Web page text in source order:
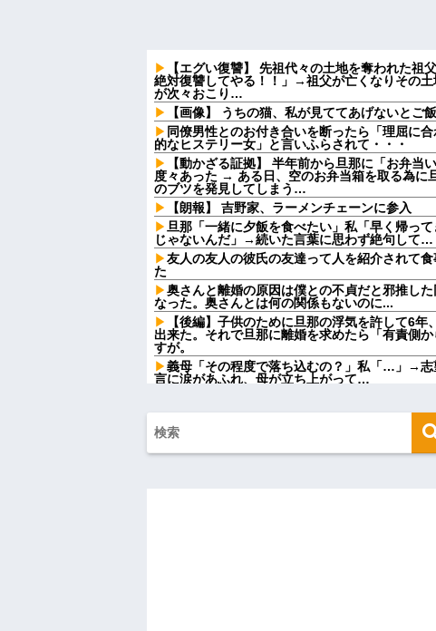
【エグい復讐】 先祖代々の土地を奪われた祖
絶対復讐してやる！！」→祖父が亡くなりその
が次々おこり…
【画像】 うちの猫、私が見ててあげないとご
同僚男性とのお付き合いを断ったら「理屈に
的なヒステリー女」と言いふらされて・・・
【動かざる証拠】 半年前から旦那に「お弁当
度々あった → ある日、空のお弁当箱を取る為に
のブツを発見してしまう…
【朗報】 吉野家、ラーメンチェーンに参入
旦那「一緒に夕飯を食べたい」私「早く帰っ
じゃないんだ」→続いた言葉に思わず絶句して…
友人の友人の彼氏の友達って人を紹介されて
た
奥さんと離婚の原因は僕との不貞だと邪推し
なった。奥さんとは何の関係もないのに...
【後編】子供のために旦那の浮気を許して6
出来た。それで旦那に離婚を求めたら「有責側
すが。
義母「その程度で落ち込むの？」私「…」→志
言に涙があふれ、母が立ち上がって…
費でタダ！ｗ」←まさかコレ本気にしてる奴なん
w w w w w w w w
【悲報】Z世代「なんでセルフレジなのに自分
だ」
【超絶悲報】婚活女子さん、残酷な現実に気
【衝撃】YouTuber山口達也さん、チェンソ
を突破してしまう←正直、こう言うのでいいん
義兄嫁が自宅をサロンにして姪を毎日ウトメ
旦那が仕事でやらかして、減給＆異動になっ
彼の実家に結婚のご挨拶に行った。 彼父「本
んだよ！結婚に反対なのか！？」彼母「落ち着